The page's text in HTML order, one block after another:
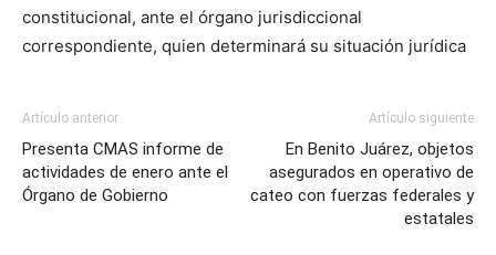
constitucional, ante el órgano jurisdiccional
correspondiente, quien determinará su situación jurídica
Artículo anterior
Presenta CMAS informe de
actividades de enero ante el
Órgano de Gobierno
Artículo siguiente
En Benito Juárez, objetos
asegurados en operativo de
cateo con fuerzas federales y
estatales